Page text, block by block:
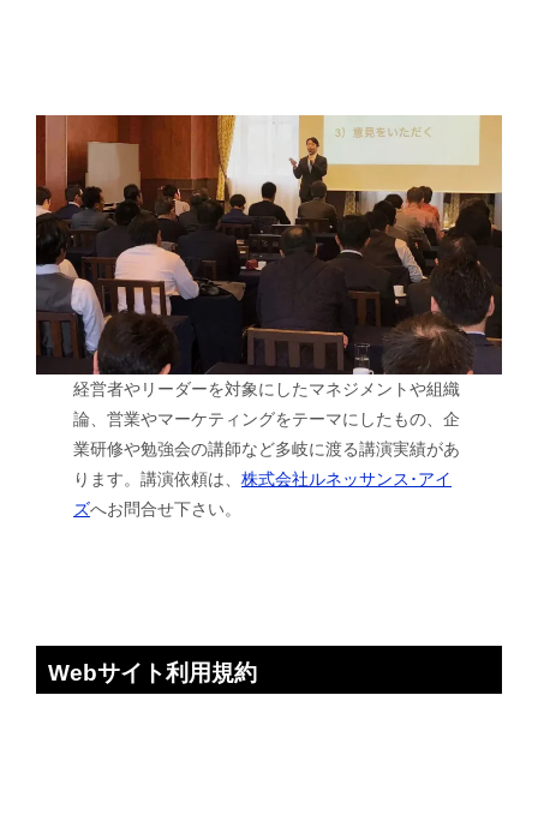
経営者やリーダーを対象にしたマネジメントや組織
論、営業やマーケティングをテーマにしたもの、企
業研修や勉強会の講師など多岐に渡る講演実績があ
ります。講演依頼は、株式会社ルネッサンス･アイ
ズへお問合せ下さい。
Webサイト利用規約